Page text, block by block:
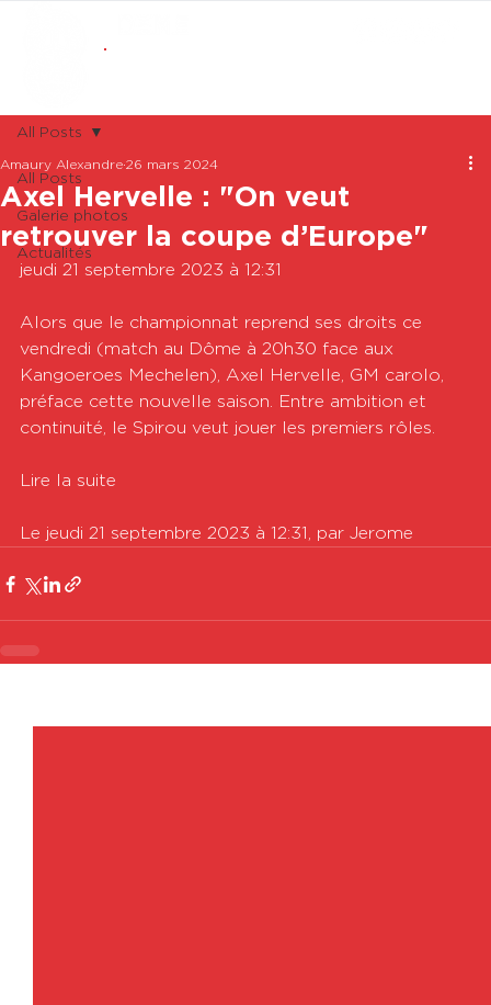
All Posts
Galerie photos
Actualités
All Posts
Axel Hervelle : "On veut
retrouver la coupe d’Europe"
Amaury Alexandre 26 mars 2024
jeudi 21 septembre 2023 à 12:31
Alors que le championnat reprend ses droits ce
vendredi (match au Dôme à 20h30 face aux
Kangoeroes Mechelen), Axel Hervelle, GM carolo,
préface cette nouvelle saison. Entre ambition et
continuité, le Spirou veut jouer les premiers rôles.
Lire la suite
Le jeudi 21 septembre 2023 à 12:31, par Jerome